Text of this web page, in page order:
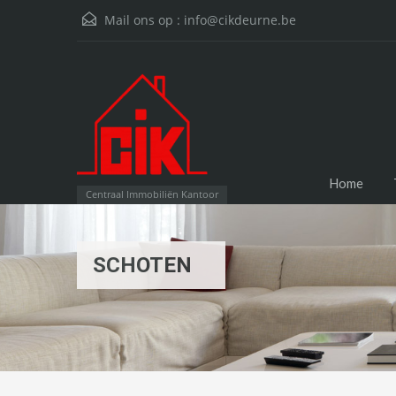
Mail ons op : info@cikdeurne.be
Centraal Immobiliën Kantoor
Home
SCHOTEN